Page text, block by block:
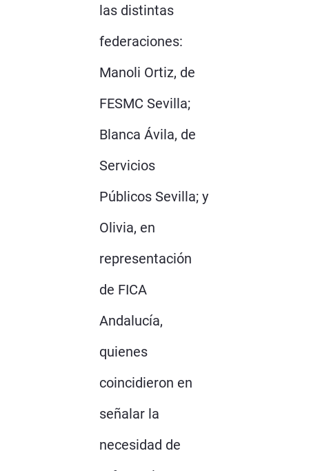
las distintas
federaciones:
Manoli Ortiz, de
FESMC Sevilla;
Blanca Ávila, de
Servicios
Públicos Sevilla; y
Olivia, en
representación
de FICA
Andalucía,
quienes
coincidieron en
señalar la
necesidad de